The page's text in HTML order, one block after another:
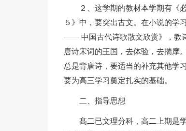
２、这学期的教材本学期有
５》中，要突出古文。在小说的学
—— 中国古代诗歌散文欣赏》，教
唐诗宋词的王国，去体验，去揣摩
总是背唐诗，要适当的补充其他学
要为高三学习奠定扎实的基础。
二、指导思想
髙二已文理分科，高二上期是